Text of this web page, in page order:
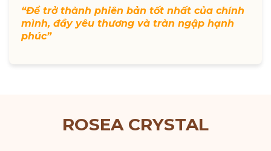
“Để trở thành phiên bản tốt nhất của chính
mình, đầy yêu thương và tràn ngập hạnh
phúc”
ROSEA CRYSTAL